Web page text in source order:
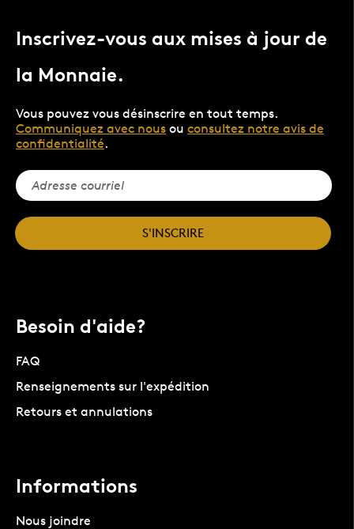
Inscrivez-vous aux mises à jour de
la Monnaie.
Vous pouvez vous désinscrire en tout temps.
Communiquez avec nous ou consultez notre avis de
confidentialité.
S'INSCRIRE
Besoin d'aide?
FAQ
Renseignements sur l'expédition
Retours et annulations
Informations
Nous joindre